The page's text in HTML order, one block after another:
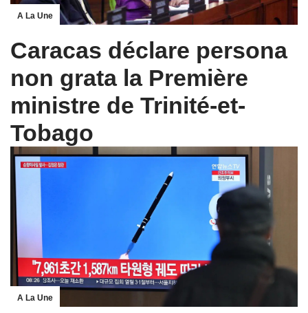
A La Une
Caracas déclare persona
non grata la Première
ministre de Trinité-et-
Tobago
A La Une